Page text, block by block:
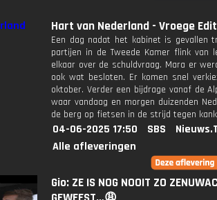
Hart van Nederland - Vroege
Een dag nadat het kabinet is gevallen
partijen in de Tweede Kamer flink van
elkaar over de schuldvraag. Mara er
ook wat besloten. Er komen snel
oktober. Verder een bijdrage vanaf de
waar vandaag en morgen duizenden
de berg op fietsen in de strijd tegen
04-06-2025 17:50 SBS
Alle afleveringen
Gio: ZE IS NOG NOOIT ZO